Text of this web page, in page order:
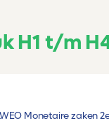
H1 t/m
Monetaire zaken